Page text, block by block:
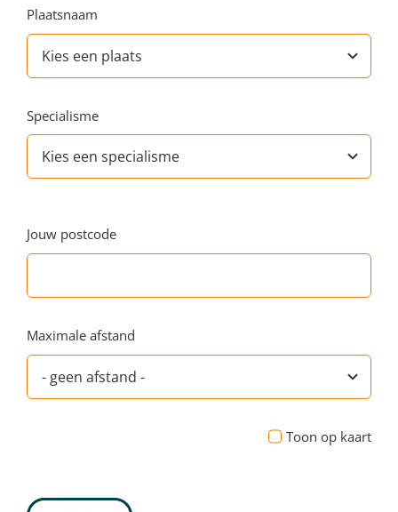
Plaatsnaam
Specialisme
Jouw postcode
Maximale afstand
Toon op kaart